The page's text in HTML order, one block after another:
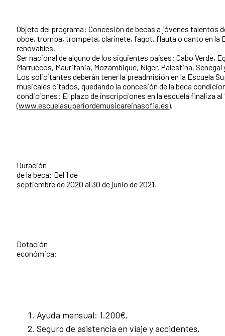
Objeto del programa: Concesión de becas a jóvenes talentos
oboe, trompa, trompeta, clarinete, fagot, flauta o canto en la
renovables.
Ser nacional de alguno de los siguientes países: Cabo Verde,
Marruecos, Mauritania, Mozambique, Níger, Palestina, Senegal
Los solicitantes deberán tener la preadmisión en la Escuela
musicales citados, quedando la concesión de la beca
condiciones: El plazo de inscripciones en la escuela finaliza al
(www.escuelasuperiordemusicareinasofia.es).
Duración
de la beca: Del 1 de
septiembre de 2020 al 30 de junio de 2021.
Dotación
económica:
Ayuda mensual: 1.200€.
Seguro de asistencia en viaje y accidentes.